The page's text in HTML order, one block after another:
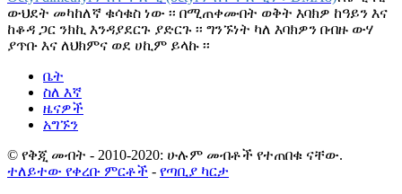
ውህደት መካከለኛ ቁሳቁስ ነው ፡፡ በሚጠቀሙበት ወቅት እባክዎ ከዓይን እና
ከቆዳ ጋር ንክኪ እንዳያደርጉ ያድርጉ ፡፡ ግንኙነት ካለ እባክዎን በብዙ ውሃ
ያጥቡ እና ለህክምና ወደ ሀኪም ይላኩ ፡፡
ቤት
ስለ እኛ
ዜናዎች
አግኙን
© የቅጂ መብት - 2010-2020: ሁሉም መብቶች የተጠበቁ ናቸው.
ተለይተው የቀረቡ ምርቶች - የጣቢያ ካርታ